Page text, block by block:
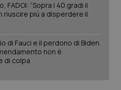
FADOI: “Sopra i 40 gradi il
riuscire più a disperdere il
di Fauci e il perdono di Biden.
non è
di colpa